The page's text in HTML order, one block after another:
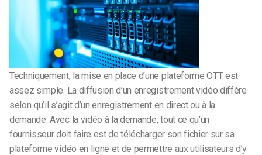
Techniquement, la mise en place d’une plateforme OTT est
assez simple. La diffusion d’un enregistrement vidéo diffère
selon qu’il s’agit d’un enregistrement en direct ou à la
demande. Avec la vidéo à la demande, tout ce qu’un
fournisseur doit faire est de télécharger son fichier sur sa
plateforme vidéo en ligne et de permettre aux utilisateurs d’y